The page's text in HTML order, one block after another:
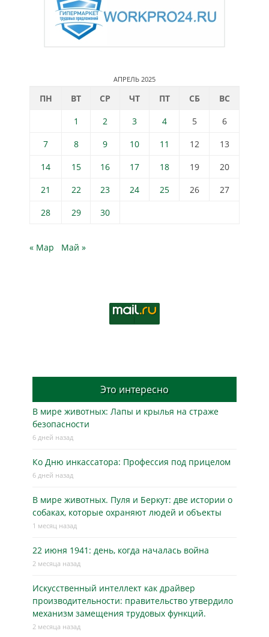
АПРЕЛЬ 2025
ПН ВТ СР ЧТ ПТ СБ
ВС
1
2 3 4 5
6
7
8 9 10 11 12
13
14
15 16 17 18 19
20
21
22 23 24 25 26
27
28
29 30
« Мар Май »
Это интересно
В мире животных: Лапы и крылья на страже
безопасности
6 дней назад
Ко Дню инкассатора: Профессия под прицелом
6 дней назад
В мире животных. Пуля и Беркут: две истории о
собаках, которые охраняют людей и объекты
1 месяц назад
22 июня 1941: день, когда началась война
2 месяца назад
Искусственный интеллект как драйвер
производительности: правительство утвердило
механизм замещения трудовых функций.
2 месяца назад